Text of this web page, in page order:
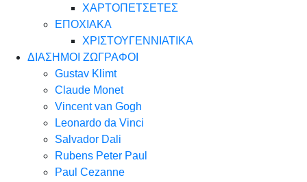
ΧΑΡΤΟΠΕΤΣΕΤΕΣ
ΕΠΟΧΙΑΚΑ
ΧΡΙΣΤΟΥΓΕΝΝΙΑΤΙΚΑ
ΔΙΑΣΗΜΟΙ ΖΩΓΡΑΦΟΙ
Gustav Klimt
Claude Monet
Vincent van Gogh
Leonardo da Vinci
Salvador Dali
Rubens Peter Paul
Paul Cezanne